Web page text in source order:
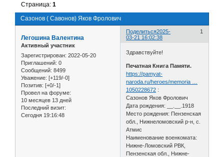
Сазонов ( Савонов) Яков Фролович
Страница:1
Поделиться 1
2025-
03-21 16:02:38
Легошина Валентина
Активный участник
Зарегистрирован: 2022-05-20
Приглашений: 0
Сообщений: 8499
Уважение: [+119/-0]
Позитив: [+0/-1]
Провел на форуме:
10 месяцев 13 дней
Последний визит:
Сегодня 19:16:48
Здравствуйте!
Печатная Книга Памяти.
https://pamyat-
naroda.ru/heroes/memoria …
1050228672 :
Сазонов Яков Фролович
Дата рождения: __.__.1918
Место рождения: Пензенская
обл., Нижнеломовский р-н, с.
Атмис
Наименование военкомата:
Нижне-Ломовский РВК,
Пензенская обл., Нижне-